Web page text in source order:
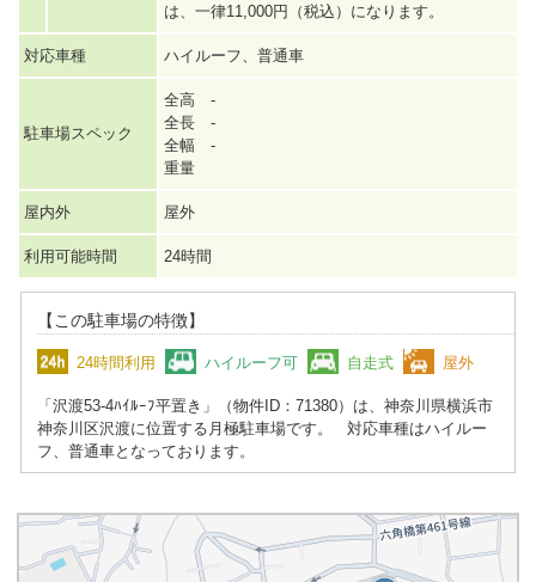
は、一律11,000円（税込）になります。
対応車種 ハイルーフ、普通車
駐車場スペック
全高 -
全長 -
全幅 -
重量
屋内外 屋外
利用可能時間 24時間
【この駐車場の特徴】
24時間利用 ハイルーフ可 自走式 屋外
「沢渡53-4ﾊｲﾙｰﾌ平置き」（物件ID：71380）は、神奈川県横浜市
神奈川区沢渡に位置する月極駐車場です。 対応車種はハイルー
フ、普通車となっております。